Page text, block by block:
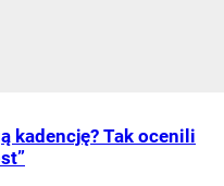
kadencję? Tak ocenili